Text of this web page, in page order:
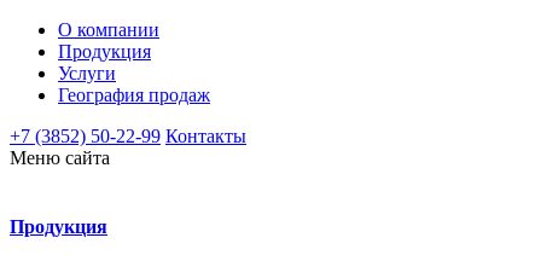
О компании
Продукция
Услуги
География продаж
+7 (3852) 50-22-99 Контакты
Меню сайта
Продукция